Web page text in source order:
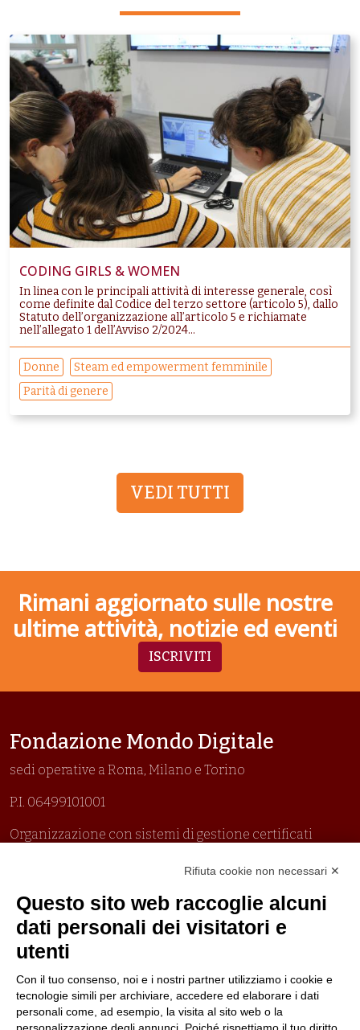
CODING GIRLS & WOMEN
In linea con le principali attività di interesse generale, così
come definite dal Codice del terzo settore (articolo 5), dallo
Statuto dell’organizzazione all’articolo 5 e richiamate
nell’allegato 1 dell’Avviso 2/2024...
Donne
Steam ed empowerment femminile
Parità di genere
VEDI TUTTI
Rimani aggiornato sulle nostre
ultime attività, notizie ed eventi
ISCRIVITI
Fondazione Mondo Digitale
sedi operative a Roma, Milano e Torino
P.I. 06499101001
Organizzazione con sistemi di gestione certificati
Politica per la parità di genere
Politica antibullismo
Piè di pagina
Contatti Seguici su
Rifiuta cookie non necessari ✕
Questo sito web raccoglie alcuni
dati personali dei visitatori e
utenti
Con il tuo consenso, noi e i nostri partner utilizziamo i cookie e
tecnologie simili per archiviare, accedere ed elaborare i dati
personali come, ad esempio, la visita al sito web o la